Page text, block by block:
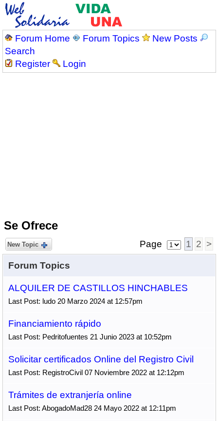
Forum Home Forum Topics
New Posts
Search
Register
Login
Se Ofrece
New Topic Page 1 2 >
Forum Topics
ALQUILER DE CASTILLOS HINCHABLES
Last Post: ludo 20 Marzo 2024 at 12:57pm
Financiamiento rápido
Last Post: Pedritofuentes 21 Junio 2023 at 10:52pm
Solicitar certificados Online del Registro Civil
Last Post: RegistroCivil 07 Noviembre 2022 at 12:12pm
Trámites de extranjería online
Last Post: AbogadoMad28 24 Mayo 2022 at 12:11pm